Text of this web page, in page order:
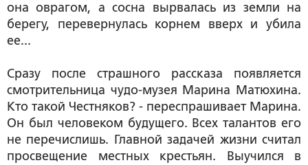
она оврагом, а сосна вырвалась из земли на
берегу, перевернулась корнем вверх и убила
ее...
Сразу после страшного рассказа появляется
смотрительница чудо-музея Марина Матюхина.
Кто такой Честняков? - переспрашивает Марина.
Он был человеком будущего. Всех талантов его
не перечислишь. Главной задачей жизни считал
просвещение местных крестьян. Выучился в